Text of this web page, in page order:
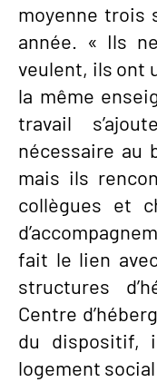
moyenne trois
année. « Ils
veulent, ils ont
la même
travail
nécessaire au
mais ils
collègues et
fait le lien
structures
Centre
du dispositif,
logement